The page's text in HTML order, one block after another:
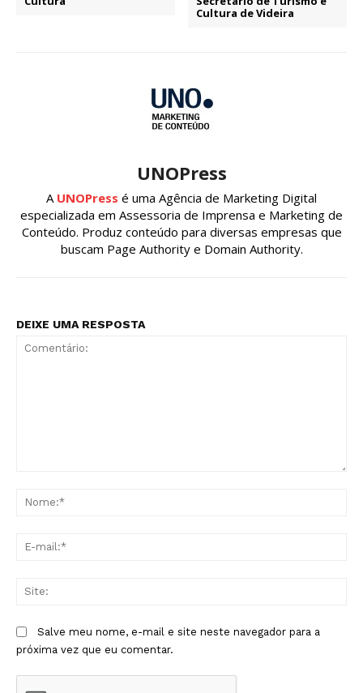
Cultura de Videira
UNOPress
A UNOPress é uma Agência de Marketing Digital
especializada em Assessoria de Imprensa e Marketing de
Conteúdo. Produz conteúdo para diversas empresas que
buscam Page Authority e Domain Authority.
DEIXE UMA RESPOSTA
Salve meu nome, e-mail e site neste navegador para a
próxima vez que eu comentar.